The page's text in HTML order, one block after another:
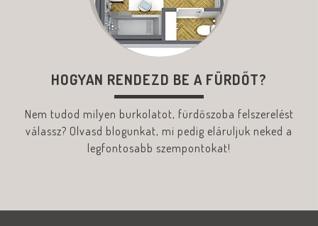
HOGYAN RENDEZD BE A FÜRDŐT?
Nem tudod milyen burkolatot, fürdőszoba felszerelést
válassz? Olvasd blogunkat, mi pedig eláruljuk neked a
legfontosabb szempontokat!